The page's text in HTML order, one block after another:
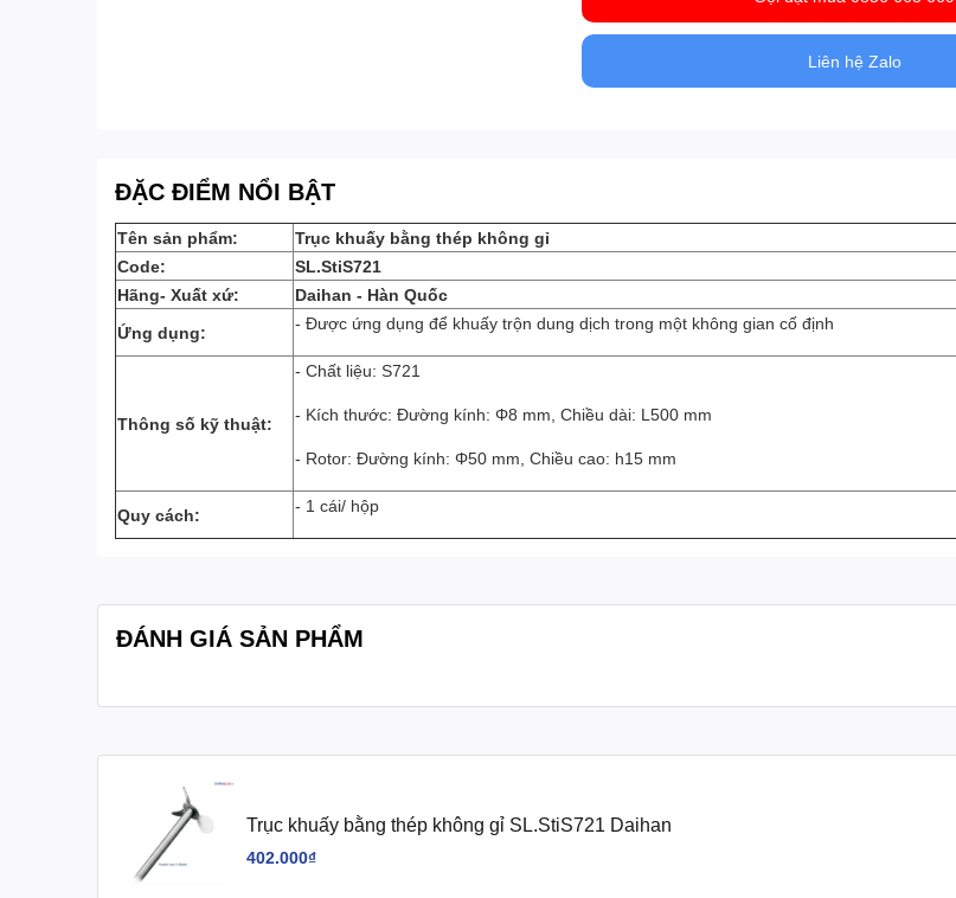
Liên hệ Zalo
ĐẶC ĐIỂM NỔI BẬT
Tên sản phẩm:
Trục khuấy bằng thép không gỉ
Code:
SL.StiS721
Hãng- Xuất xứ:
Daihan - Hàn Quốc
Ứng dụng:
- Được ứng dụng để khuấy trộn dung dịch trong một không gian cố định
Thông số kỹ thuật:
- Chất liệu: S721
- Kích thước: Đường kính: Φ8 mm, Chiều dài: L500 mm
- Rotor: Đường kính: Φ50 mm, Chiều cao: h15 mm
Quy cách: - 1 cái/ hộp
ĐÁNH GIÁ SẢN PHẨM
Trục khuấy bằng thép không gỉ SL.StiS721 Daihan
402.000₫